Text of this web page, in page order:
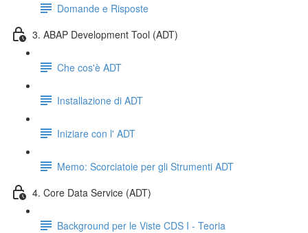
Domande e Risposte
3. ABAP Development Tool (ADT)
Che cos'è ADT
Installazione di ADT
Iniziare con l' ADT
Memo: Scorciatoie per gli Strumenti ADT
4. Core Data Service (ADT)
Background per le Viste CDS I - Teoria